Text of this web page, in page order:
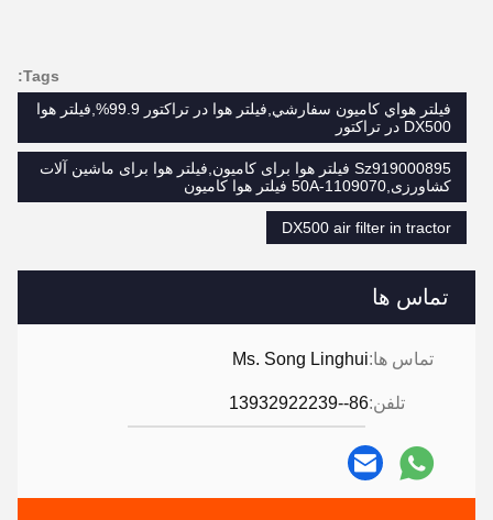
تماس ها
تماس ها:Ms. Song Linghui
تلفن:86--13932922239
Tags:
فیلتر هواي کاميون سفارشي,فیلتر هوا در تراکتور 99.9%,فیلتر هوا
DX500 در تراکتور
Sz919000895 فیلتر هوا برای کامیون,فیلتر هوا برای ماشین آلات
کشاورزی,1109070-50A فیلتر هوا کامیون
DX500 air filter in tractor